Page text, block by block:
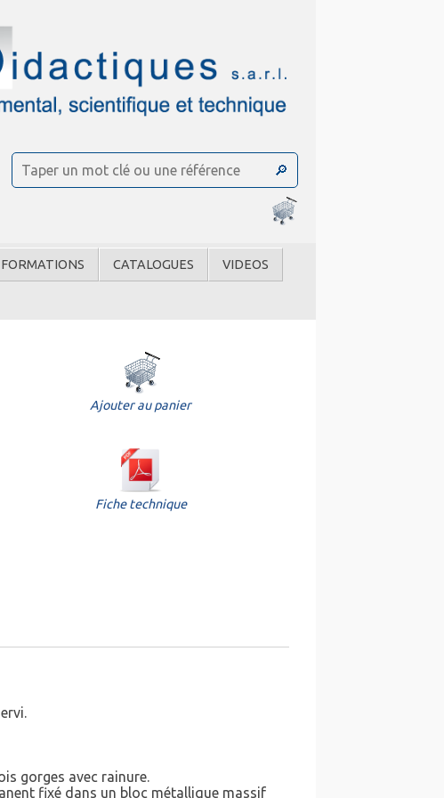
FORMATIONS CATALOGUES VIDEOS
Ajouter au panier
Fiche technique
gorges avec rainure.
fixé dans un bloc métallique massif